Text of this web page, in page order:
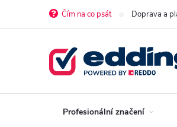
Čím na co psát Doprava a
Profesionální značení